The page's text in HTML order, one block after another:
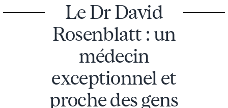
Le Dr David
Rosenblatt : un
médecin
exceptionnel et
proche des gens